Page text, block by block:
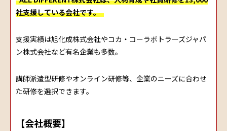
社支援している会社です。
支援実績は旭化成株式会社やコカ・コーラボトラーズジャパ
ン株式会社など有名企業も多数。
講師派遣型研修やオンライン研修等、企業のニーズに合わせ
た研修を選択できます。
【会社概要】